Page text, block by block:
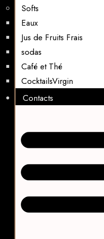
Softs
Eaux
Jus de Fruits Frais
sodas
Café et Thé
CocktailsVirgin​
Contacts